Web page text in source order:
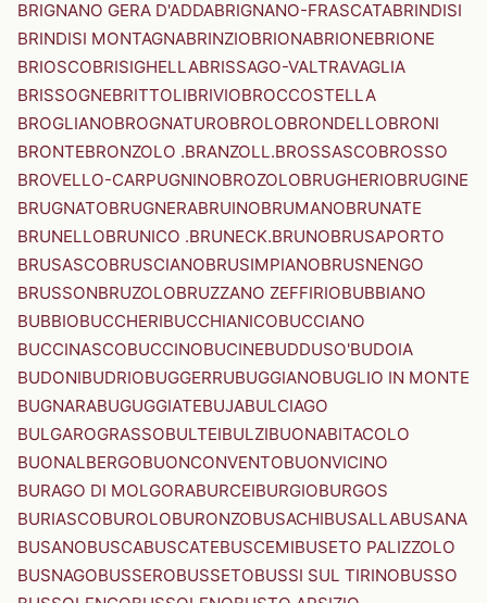
BRIGNANO GERA D'ADDABRIGNANO-FRASCATABRINDISI
BRINDISI MONTAGNABRINZIOBRIONABRIONEBRIONE
BRIOSCOBRISIGHELLABRISSAGO-VALTRAVAGLIA
BRISSOGNEBRITTOLIBRIVIOBROCCOSTELLA
BROGLIANOBROGNATUROBROLOBRONDELLOBRONI
BRONTEBRONZOLO .BRANZOLL.BROSSASCOBROSSO
BROVELLO-CARPUGNINOBROZOLOBRUGHERIOBRUGINE
BRUGNATOBRUGNERABRUINOBRUMANOBRUNATE
BRUNELLOBRUNICO .BRUNECK.BRUNOBRUSAPORTO
BRUSASCOBRUSCIANOBRUSIMPIANOBRUSNENGO
BRUSSONBRUZOLOBRUZZANO ZEFFIRIOBUBBIANO
BUBBIOBUCCHERIBUCCHIANICOBUCCIANO
BUCCINASCOBUCCINOBUCINEBUDDUSO'BUDOIA
BUDONIBUDRIOBUGGERRUBUGGIANOBUGLIO IN MONTE
BUGNARABUGUGGIATEBUJABULCIAGO
BULGAROGRASSOBULTEIBULZIBUONABITACOLO
BUONALBERGOBUONCONVENTOBUONVICINO
BURAGO DI MOLGORABURCEIBURGIOBURGOS
BURIASCOBUROLOBURONZOBUSACHIBUSALLABUSANA
BUSANOBUSCABUSCATEBUSCEMIBUSETO PALIZZOLO
BUSNAGOBUSSEROBUSSETOBUSSI SUL TIRINOBUSSO